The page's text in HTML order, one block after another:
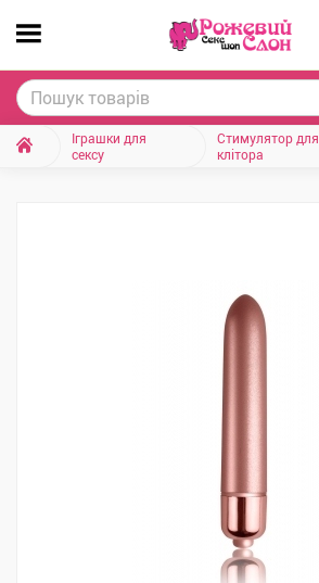
Іграшки для
сексу
Стимулятор для
клітора